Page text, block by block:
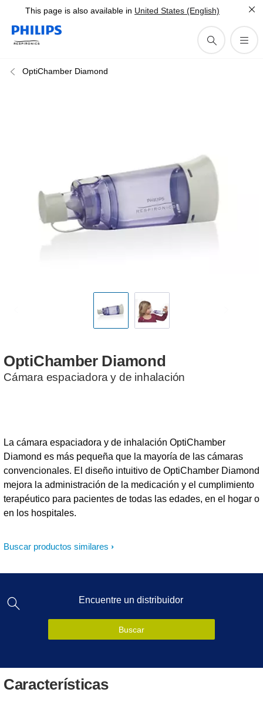
This page is also available in United States (English)
OptiChamber Diamond
OptiChamber Diamond
Cámara espaciadora y de inhalación
Buscar productos similares
La cámara espaciadora y de inhalación OptiChamber
Diamond es más pequeña que la mayoría de las cámaras
convencionales. El diseño intuitivo de OptiChamber Diamond
mejora la administración de la medicación y el cumplimiento
terapéutico para pacientes de todas las edades, en el hogar o
en los hospitales.
Encuentre un distribuidor
Buscar
Características